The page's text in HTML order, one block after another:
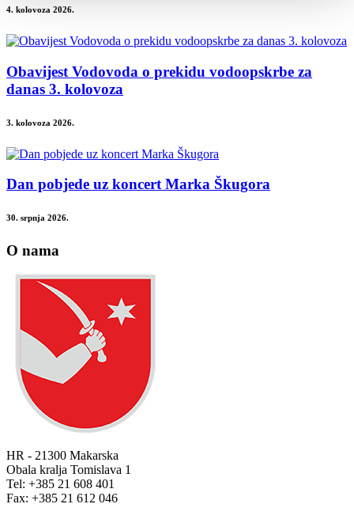
4. kolovoza 2026.
Obavijest Vodovoda o prekidu vodoopskrbe za
danas 3. kolovoza
3. kolovoza 2026.
Dan pobjede uz koncert Marka Škugora
30. srpnja 2026.
O nama
HR - 21300 Makarska
Obala kralja Tomislava 1
Tel: +385 21 608 401
Fax: +385 21 612 046